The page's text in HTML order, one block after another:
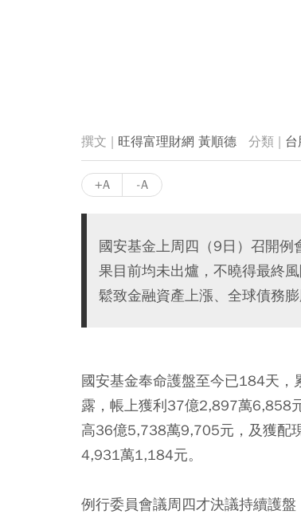
旺得富理財網 黃順德 台
+A -A
國安基金上周四（9日）召開
果目前均未出爐，不曉得最終
鬆致金融資產上漲、全球債務
國安基金奉命護盤至今已184天
露，帳上獲利37億2,897萬6,858
高36億5,738萬9,705元，及獲配
4,931萬1,184元。
例行委員會議周四才決議持續護